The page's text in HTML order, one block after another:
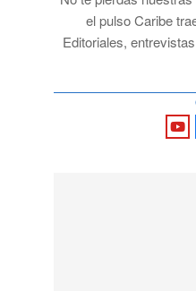
el pulso Caribe
Editoriales,